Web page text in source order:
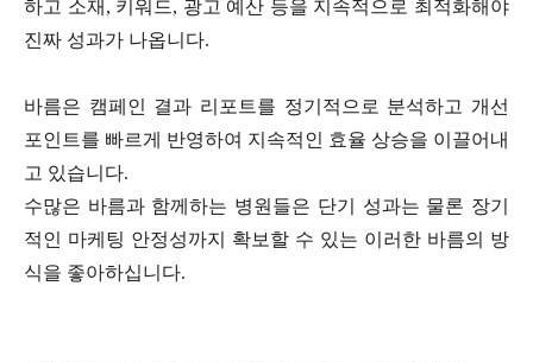
하고 소재, 키워드, 광고 예산 등을 지속적으로 최적화해야
진짜 성과가 나옵니다.
바름은 캠페인 결과 리포트를 정기적으로 분석하고 개선
포인트를 빠르게 반영하여 지속적인 효율 상승을 이끌어내
고 있습니다.
수많은 바름과 함께하는 병원들은 단기 성과는 물론 장기
적인 마케팅 안정성까지 확보할 수 있는 이러한 바름의 방
식을 좋아하십니다.